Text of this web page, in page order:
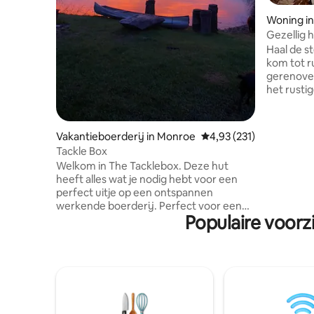
Vakantieboerderij in Monroe Gemiddelde
4,93 (231)
Tackle Box
Welkom in The Tacklebox. Deze hut
heeft alles wat je nodig hebt voor een
perfect uitje op een ontspannen
werkende boerderij. Perfect voor een
feestje van drie of een lekker romantisch
en probeer je geluk bij het vangen en
Woning
Gezellig
tot rust
Haal de
kom tot
het
dit
je te
Populaire